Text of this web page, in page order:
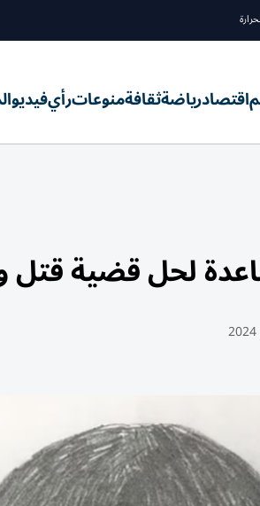
اقتصادرياضةثقافةمنوعاترأيفيديو
لحل قضية قتل وقعت